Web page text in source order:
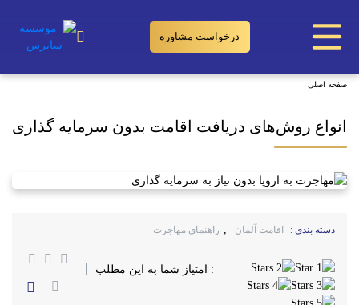
درخواست مشاوره
انواع روش‌های دریافت اقامت بدون سرمایه گذاری
صفحه اصلی
دسته بندی : اقامت آلمان , راهنمای مهاجرت
: امتیاز شما به این مطلب